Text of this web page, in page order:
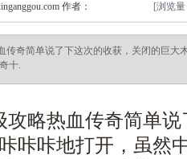
作者： [浏览
传奇简单说了下这次的收获，关闭的巨大
十.
攻略热血传奇简单
咔咔地打开，虽然